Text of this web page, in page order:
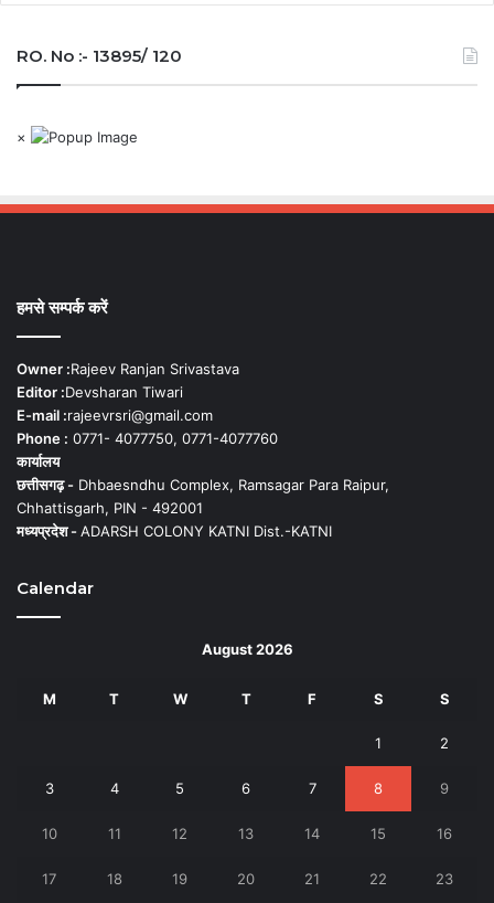
RO. No :- 13895/ 120
×
हमसे सम्पर्क करें
Owner :Rajeev Ranjan Srivastava
Editor :Devsharan Tiwari
E-mail :rajeevrsri@gmail.com
Phone : 0771- 4077750, 0771-4077760
कार्यालय
छत्तीसगढ़ - Dhbaesndhu Complex, Ramsagar Para Raipur,
Chhattisgarh, PIN - 492001
मध्यप्रदेश -ADARSH COLONY KATNI Dist.-KATNI
Calendar
August 2026
M T W T F S S
1 2
3 4 5 6 7 8 9
10 11 12 13 14 15 16
17 18 19 20 21 22 23